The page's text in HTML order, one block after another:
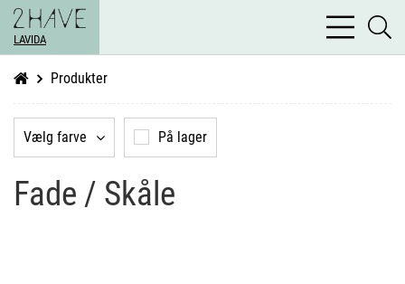
LAVIDA
bars
light
Produkter
Vælg farve På lager
Fade / Skåle